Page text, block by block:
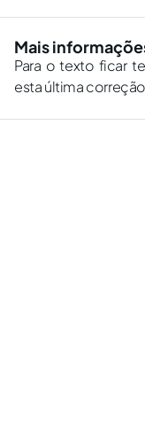
Mais
Para o texto ficar
esta última